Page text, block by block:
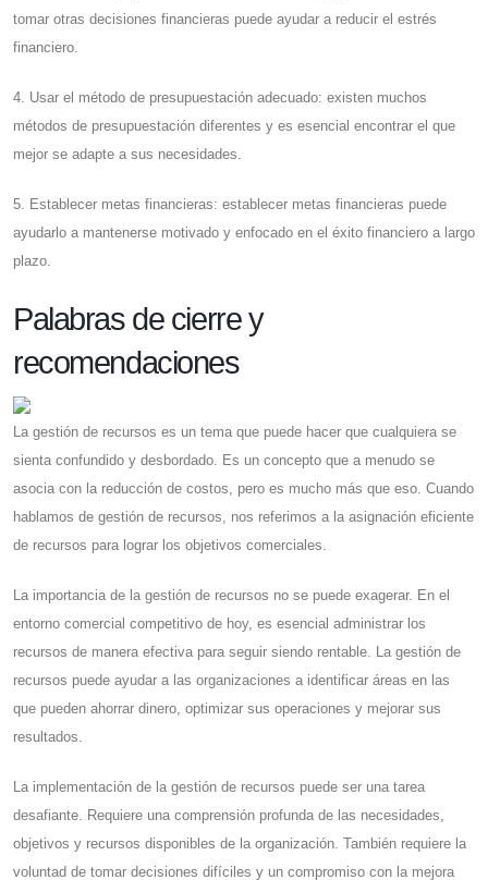
tomar otras decisiones financieras puede ayudar a reducir el estrés
financiero.
4. Usar el método de presupuestación adecuado: existen muchos
métodos de presupuestación diferentes y es esencial encontrar el que
mejor se adapte a sus necesidades.
5. Establecer metas financieras: establecer metas financieras puede
ayudarlo a mantenerse motivado y enfocado en el éxito financiero a largo
plazo.
Palabras de cierre y
recomendaciones
La gestión de recursos es un tema que puede hacer que cualquiera se
sienta confundido y desbordado. Es un concepto que a menudo se
asocia con la reducción de costos, pero es mucho más que eso. Cuando
hablamos de gestión de recursos, nos referimos a la asignación eficiente
de recursos para lograr los objetivos comerciales.
La importancia de la gestión de recursos no se puede exagerar. En el
entorno comercial competitivo de hoy, es esencial administrar los
recursos de manera efectiva para seguir siendo rentable. La gestión de
recursos puede ayudar a las organizaciones a identificar áreas en las
que pueden ahorrar dinero, optimizar sus operaciones y mejorar sus
resultados.
La implementación de la gestión de recursos puede ser una tarea
desafiante. Requiere una comprensión profunda de las necesidades,
objetivos y recursos disponibles de la organización. También requiere la
voluntad de tomar decisiones difíciles y un compromiso con la mejora